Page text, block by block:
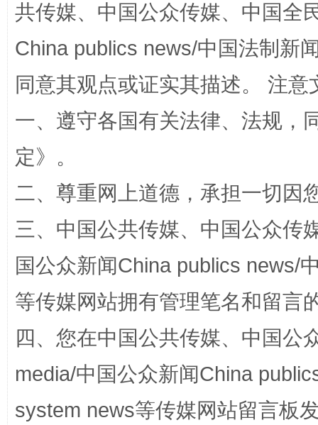
全民健身五年计划来了！等你上场
阿坝州三大球赛在茂县开幕 规模
共传媒、中国公众传媒、中国全
China publics news/中国法制新
同意其观点或证实其描述。 注
一、遵守各国有关法律、法规，
定》。
二、尊重网上道德，承担一切因
三、中国公共传媒、中国公众传
国公众新闻China publics news/
等传媒网站拥有管理笔名和留言
四、您在中国公共传媒、中国公
media/中国公众新闻China
system news等传媒网站留言板